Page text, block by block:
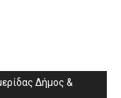
Δήμος &